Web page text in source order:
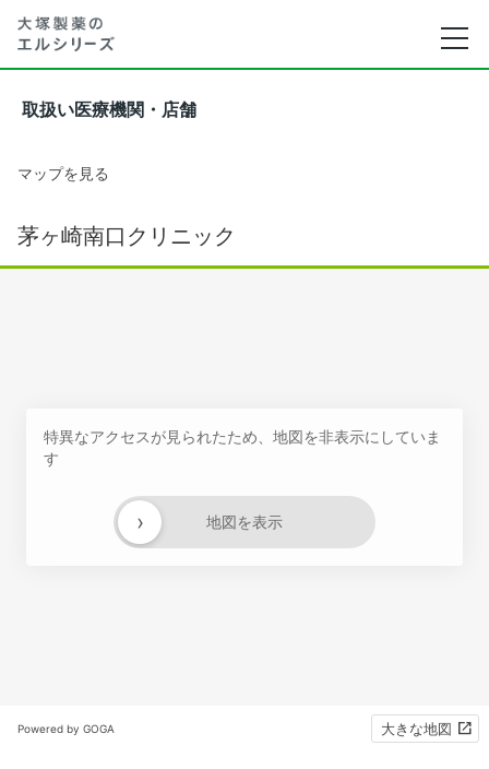
取扱い医療機関・店舗
マップを見る
茅ヶ崎南口クリニック
特異なアクセスが見られたため、地図を非表示にしていま
す
地図を表示
›
Powered by GOGA 大きな地図